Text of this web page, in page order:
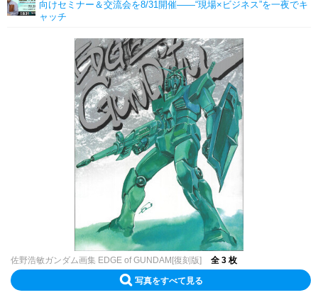
向けセミナー＆交流会を8/31開催――“現場×ビジネス”を一夜でキ
ャッチ
佐野浩敏ガンダム画集 EDGE of GUNDAM[復刻版] 全 3 枚
写真をすべて見る